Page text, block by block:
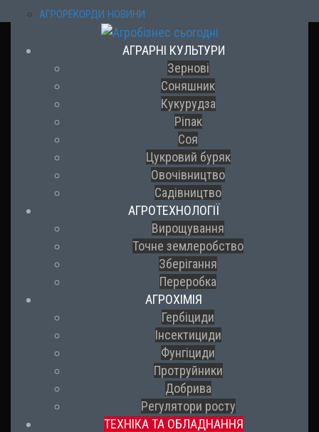
АГРОРЕКОРДИ НОВИНИ
АГРАРНІ КУЛЬТУРИ
Зернові
Соняшник
Кукурудза
Ріпак
Соя
Цукровий буряк
Овочівництво
Садівництво
АГРОТЕХНОЛОГІЇ
Вирощування
Точне землеробство
Зберігання
Переробка
АГРОХІМІЯ
Гербіциди
Інсектициди
Фунгіциди
Протруйники
Добрива
Регулятори росту
ТЕХНІКА ТА ОБЛАДНАННЯ